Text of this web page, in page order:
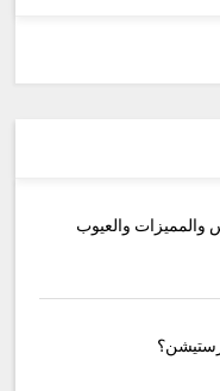
والمميزات والعيوب